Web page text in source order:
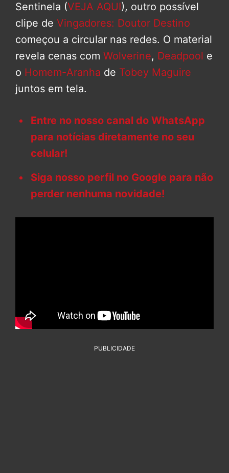
Sentinela (VEJA AQUI), outro possível
clipe de Vingadores: Doutor Destino
começou a circular nas redes. O material
revela cenas com Wolverine, Deadpool e
o Homem-Aranha de Tobey Maguire
juntos em tela.
Entre no nosso canal do WhatsApp
para notícias diretamente no seu
celular!
Siga nosso perfil no Google para não
perder nenhuma novidade!
PUBLICIDADE